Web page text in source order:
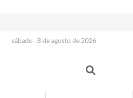
sábado , 8 de agosto de 2026